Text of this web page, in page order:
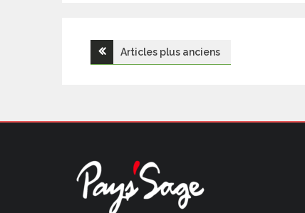
Navigation
articles
Articles plus anciens